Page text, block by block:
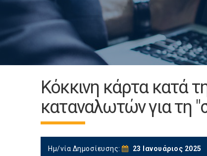
Κόκκινη κάρτα κατά
καταναλωτών για τη
Ημ/νία Δημοσίευσης: 23 Ιανουάριος 2025